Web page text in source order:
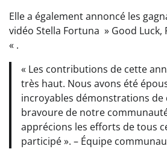
Elle a également annoncé les
vidéo Stella Fortuna » Good Luck,
« .
« Les contributions de cette
très haut. Nous avons été
incroyables démonstrations de
bravoure de notre
apprécions les efforts de tous
participé ». – Équipe